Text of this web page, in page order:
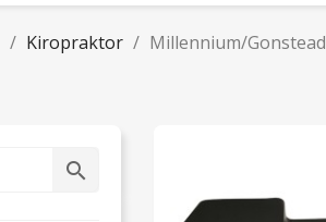
Kiropraktor Millennium/Gonstead
search